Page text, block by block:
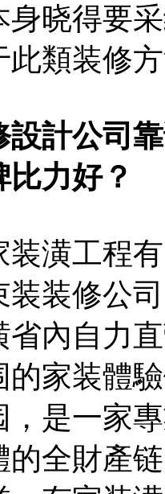
身晓得要
此類装修
設計公司
力好？
装潢工程
装装修公
省內自力
的家装體
，是一家
的全財產